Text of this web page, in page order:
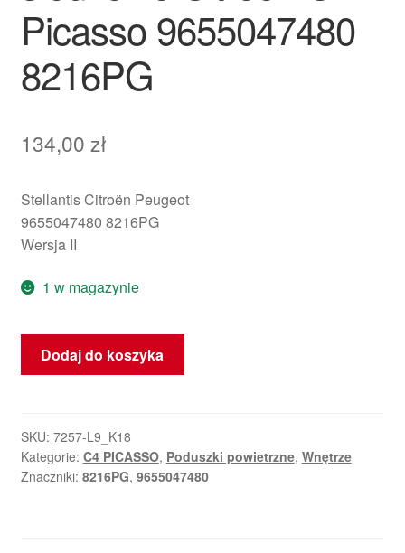
Picasso 9655047480
8216PG
134,00 zł
Stellantis Citroën Peugeot
9655047480 8216PG
Wersja II
1 w magazynie
ilość
Poduszka
przednie
siedzenie
Citroën
Dodaj do koszyka
SKU: 7257-L9_K18
Kategorie: C4 PICASSO, Poduszki powietrzne, Wnętrze
Znaczniki: 8216PG, 9655047480